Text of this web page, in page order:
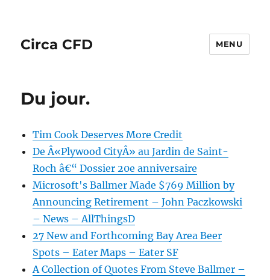
Circa CFD MENU
Du jour.
Tim Cook Deserves More Credit
De Â«Plywood CityÂ» au Jardin de Saint-
Roch â€“ Dossier 20e anniversaire
Microsoft's Ballmer Made $769 Million by
Announcing Retirement – John Paczkowski
– News – AllThingsD
27 New and Forthcoming Bay Area Beer
Spots – Eater Maps – Eater SF
A Collection of Quotes From Steve Ballmer –